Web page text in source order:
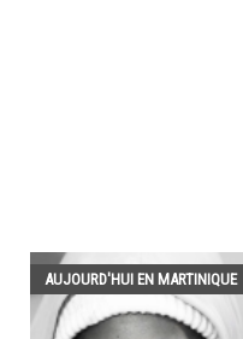
AUJOURD'HUI EN MARTINIQUE